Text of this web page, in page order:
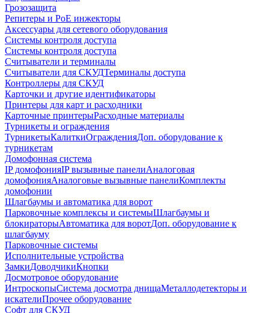
Грозозащита
Репитеры и PoE инжекторы
Аксессуары для сетевого оборудования
Системы контроля доступа
Системы контроля доступа
Считыватели и терминалы
Считыватели для СКУДТерминалы доступа
Контроллеры для СКУД
Карточки и другие идентификаторы
Принтеры для карт и расходники
Карточные принтерыРасходные материалы
Турникеты и ограждения
ТурникетыКалиткиОгражденияДоп. оборудование к
турникетам
Домофонная система
IP домофонияIP вызывные панелиАналоговая
домофонияАналоговые вызывные панелиКомплекты
домофонии
Шлагбаумы и автоматика для ворот
Парковочные комплексы и системыШлагбаумы и
блокираторыАвтоматика для воротДоп. оборудование к
шлагбауму
Парковочные системы
Исполнительные устройства
ЗамкиДоводчикиКнопки
Досмотровое оборудование
ИнтроскопыСистема досмотра днищаМеталлодетекторы и
искателиПрочее оборудование
Софт для СКУД